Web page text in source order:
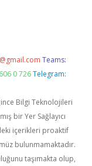
Teams:
0 726 Telegram:
Bilgi Teknolojileri
bir Yer Sağlayıcı
içerikleri proaktif
bulunmamaktadır.
taşımakta olup,